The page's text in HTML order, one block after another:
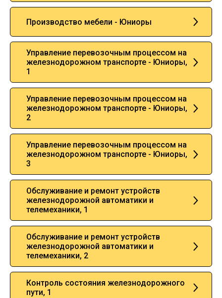
Производство мебели - Юниоры
Управление перевозочным процессом на
железнодорожном транспорте - Юниоры,
1
Управление перевозочным процессом на
железнодорожном транспорте - Юниоры,
2
Управление перевозочным процессом на
железнодорожном транспорте - Юниоры,
3
Обслуживание и ремонт устройств
железнодорожной автоматики и
телемеханики, 1
Обслуживание и ремонт устройств
железнодорожной автоматики и
телемеханики, 2
Контроль состояния железнодорожного
пути, 1